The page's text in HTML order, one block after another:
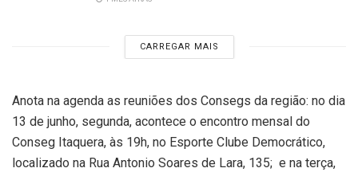
CARREGAR MAIS
Anota na agenda as reuniões dos Consegs da região: no dia
13 de junho, segunda, acontece o encontro mensal do
Conseg Itaquera, às 19h, no Esporte Clube Democrático,
localizado na Rua Antonio Soares de Lara, 135; e na terça,